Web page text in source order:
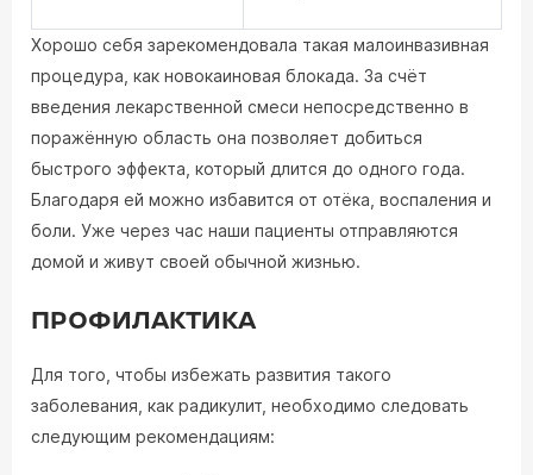
Хорошо себя зарекомендовала такая малоинвазивная
процедура, как новокаиновая блокада. За счёт
введения лекарственной смеси непосредственно в
поражённую область она позволяет добиться
быстрого эффекта, который длится до одного года.
Благодаря ей можно избавится от отёка, воспаления и
боли. Уже через час наши пациенты отправляются
домой и живут своей обычной жизнью.
ПРОФИЛАКТИКА
Для того, чтобы избежать развития такого
заболевания, как радикулит, необходимо следовать
следующим рекомендациям: